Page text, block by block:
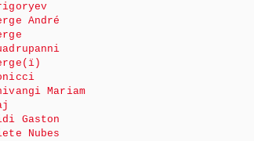
André
Mariam
Gaston
Nubes